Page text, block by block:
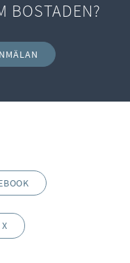
BOSTADEN?